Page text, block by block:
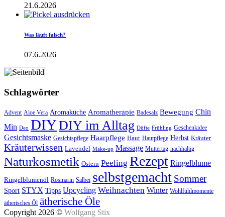
21.6.2026
Was läuft falsch?
07.6.2026
Schlagwörter
Advent Aloe Vera Aromaküche Aromatherapie Badesalz Bewegung Chin
Min Deo DIYDIY im Alltag Düfte Frühling Geschenkidee
Gesichtsmaske Gesichtspflege Haarpflege Haut Hautpflege Herbst Kräuter
Kräuterwissen Lavendel Make-up Massage Muttertag nachhaltig
Naturkosmetik Ostern Peeling Rezept Ringelblume
Ringelblumenöl Rosmarin Salbei selbstgemacht Sommer
Sport STYX Tipps Upcycling Weihnachten Winter Wohlfühlmomente
ätherisches Öl ätherische Öle
Copyright 2026 © Wolfgang Stix